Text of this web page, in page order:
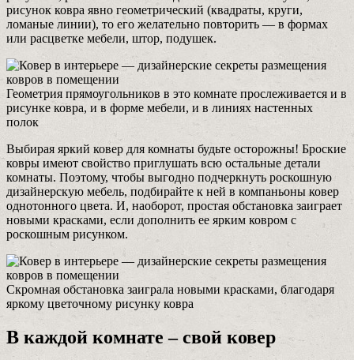
рисунок ковра явно геометрический (квадраты, круги,
ломаные линии), то его желательно повторить — в формах
или расцветке мебели, штор, подушек.
Геометрия прямоугольников в это комнате прослеживается и в
рисунке ковра, и в форме мебели, и в линиях настенных
полок
Выбирая яркий ковер для комнаты будьте осторожны! Броские
ковры имеют свойство приглушать всю остальные детали
комнаты. Поэтому, чтобы выгодно подчеркнуть роскошную
дизайнерскую мебель, подбирайте к ней в компаньоны ковер
однотонного цвета. И, наоборот, простая обстановка заиграет
новыми красками, если дополнить ее ярким ковром с
роскошным рисунком.
Скромная обстановка заиграла новыми красками, благодаря
яркому цветочному рисунку ковра
В каждой комнате – свой ковер